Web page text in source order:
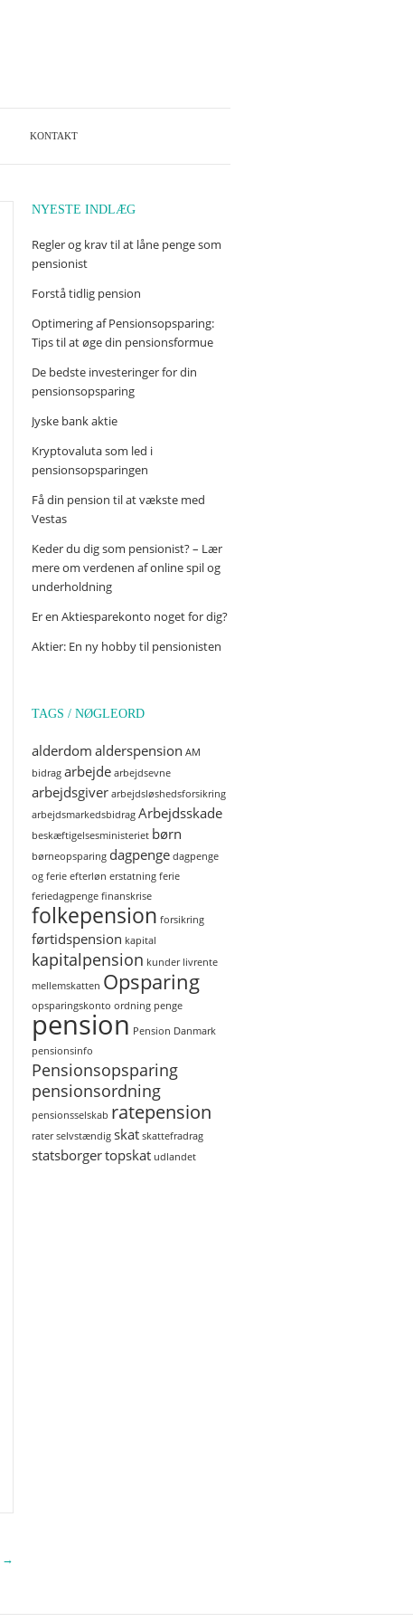
KONTAKT
→
NYESTE INDLÆG
Regler og krav til at låne penge som
pensionist
Forstå tidlig pension
Optimering af Pensionsopsparing:
Tips til at øge din pensionsformue
De bedste investeringer for din
pensionsopsparing
Jyske bank aktie
Kryptovaluta som led i
pensionsopsparingen
Få din pension til at vækste med
Vestas
Keder du dig som pensionist? – Lær
mere om verdenen af online spil og
underholdning
Er en Aktiesparekonto noget for dig?
Aktier: En ny hobby til pensionisten
TAGS / NØGLEORD
alderdom alderspension AM
bidrag arbejde arbejdsevne
arbejdsgiver arbejdsløshedsforsikring
arbejdsmarkedsbidrag Arbejdsskade
beskæftigelsesministeriet børn
børneopsparing dagpenge dagpenge
og ferie efterløn erstatning ferie
feriedagpenge finanskrise
folkepension forsikring
førtidspension kapital
kapitalpension kunder livrente
mellemskatten Opsparing
opsparingskonto ordning penge
pension Pension Danmark
pensionsinfo
Pensionsopsparing
pensionsordning
pensionsselskab ratepension
rater selvstændig skat skattefradrag
statsborgertopskat udlandet